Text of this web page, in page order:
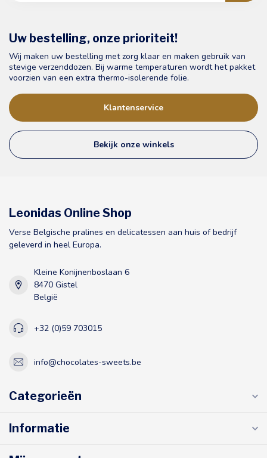
Uw bestelling, onze prioriteit!
Wij maken uw bestelling met zorg klaar en maken gebruik van
stevige verzenddozen. Bij warme temperaturen wordt het pakket
voorzien van een extra thermo-isolerende folie.
Klantenservice
Bekijk onze winkels
Leonidas Online Shop
Verse Belgische pralines en delicatessen aan huis of bedrijf
geleverd in heel Europa.
Kleine Konijnenboslaan 6
8470 Gistel
België
+32 (0)59 703015
info@chocolates-sweets.be
Categorieën
Informatie